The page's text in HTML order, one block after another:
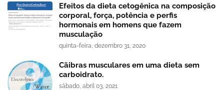
Efeitos da dieta cetogênica na composição
corporal, força, potência e perfis
hormonais em homens que fazem
musculação
quinta-feira, dezembro 31, 2020
Cãibras musculares em uma dieta sem
carboidrato.
sábado, abril 03, 2021